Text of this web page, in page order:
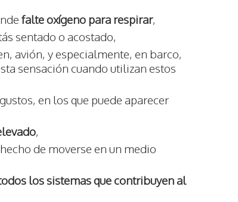
falte oxígeno para respirar,
sentado o acostado,
avión, y especialmente, en barco,
sensación cuando utilizan estos
en los que puede aparecer
,
de moverse en un medio
los sistemas que contribuyen al